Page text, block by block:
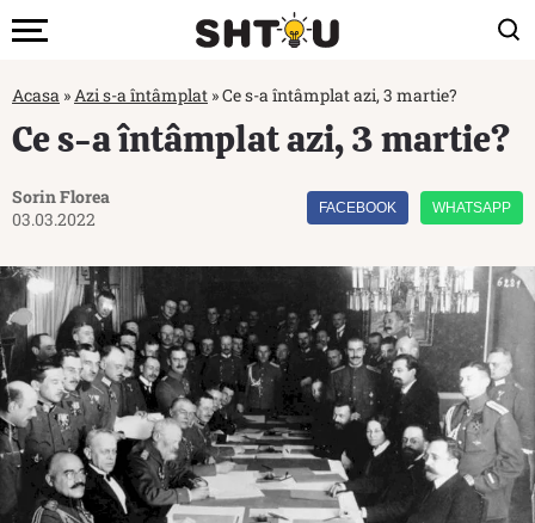
Acasa »Azi s-a întâmplat »Ce s-a întâmplat azi, 3 martie?
Ce s-a întâmplat azi, 3 martie?
Sorin Florea
03.03.2022
FACEBOOK WHATSAPP